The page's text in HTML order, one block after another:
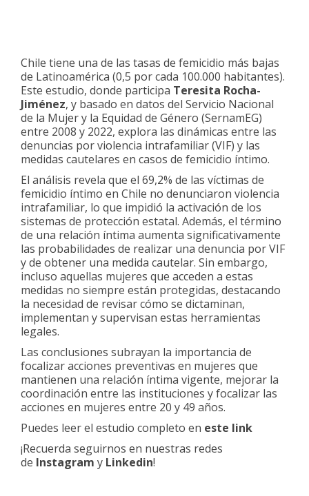
Chile tiene una de las tasas de femicidio más bajas
de Latinoamérica (0,5 por cada 100.000 habitantes).
Este estudio, donde participa Teresita Rocha-
Jiménez, y basado en datos del Servicio Nacional
de la Mujer y la Equidad de Género (SernamEG)
entre 2008 y 2022, explora las dinámicas entre las
denuncias por violencia intrafamiliar (VIF) y las
medidas cautelares en casos de femicidio íntimo.
El análisis revela que el 69,2% de las víctimas de
femicidio íntimo en Chile no denunciaron violencia
intrafamiliar, lo que impidió la activación de los
sistemas de protección estatal. Además, el término
de una relación íntima aumenta significativamente
las probabilidades de realizar una denuncia por VIF
y de obtener una medida cautelar. Sin embargo,
incluso aquellas mujeres que acceden a estas
medidas no siempre están protegidas, destacando
la necesidad de revisar cómo se dictaminan,
implementan y supervisan estas herramientas
legales.
Las conclusiones subrayan la importancia de
focalizar acciones preventivas en mujeres que
mantienen una relación íntima vigente, mejorar la
coordinación entre las instituciones y focalizar las
acciones en mujeres entre 20 y 49 años.
Puedes leer el estudio completo en este link
¡Recuerda seguirnos en nuestras redes
de Instagram y Linkedin!